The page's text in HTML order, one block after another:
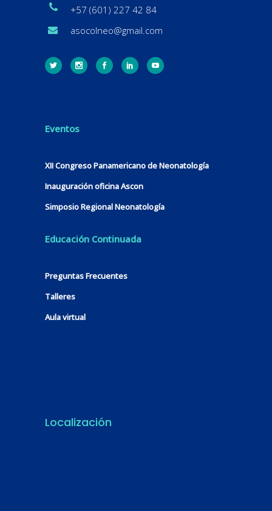
+57 (601) 227 42 84
asocolneo@gmail.com
Eventos
XII Congreso Panamericano de Neonatología
Inauguración oficina Ascon
Simposio Regional Neonatología
Educación Continuada
Preguntas Frecuentes
Talleres
Aula virtual
Localización